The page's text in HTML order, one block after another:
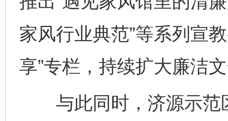
家风行业典范”等系列宣
享”专栏，持续扩大廉洁
与此同时，济源示范